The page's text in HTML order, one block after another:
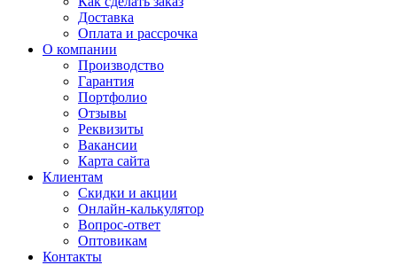
Доставка
Оплата и рассрочка
О компании
Производство
Гарантия
Портфолио
Отзывы
Реквизиты
Вакансии
Карта сайта
Клиентам
Скидки и акции
Онлайн-калькулятор
Вопрос-ответ
Оптовикам
Контакты